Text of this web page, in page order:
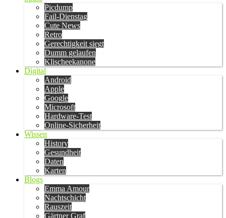
Picdump
Fail-Dienstag
Cute News
Retro
Gerechtigkeit siegt
Dumm gelaufen
Klischeekanone
Digital
Android
Apple
Google
Microsoft
Hardware-Test
Online-Sicherheit
Wissen
History
Gesundheit
Daten
Karten
Blogs
Emma Amour
Nachtschicht
Rauszeit
Gärtner Graf